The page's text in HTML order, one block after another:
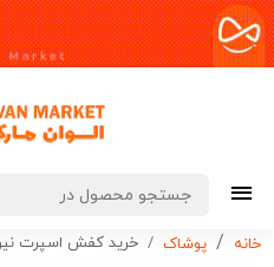
خانه پوشاک
خرید کفش اسپرت